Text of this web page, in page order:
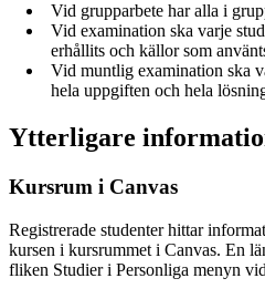
Vid grupparbete har alla i
Vid examination ska varje
erhållits och källor som
Vid muntlig examination ska
hela uppgiften och hela
Ytterligare
Kursrum i Canvas
Registrerade studenter hittar
kursen i kursrummet i Canvas. En
fliken Studier i Personliga menyn